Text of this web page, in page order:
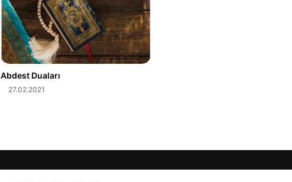
Abdest Duaları
27.02.2021